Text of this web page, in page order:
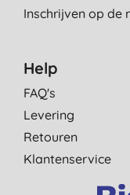
Inschrijven op de
Help
FAQ's
Levering
Retouren
Klantenservice